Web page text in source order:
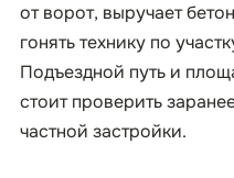
от ворот, выручает
гонять технику по
Подъездной путь и
стоит проверить
частной застройки.